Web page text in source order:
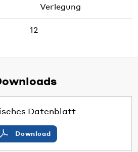
Verlegung
12
Datenblatt
Download